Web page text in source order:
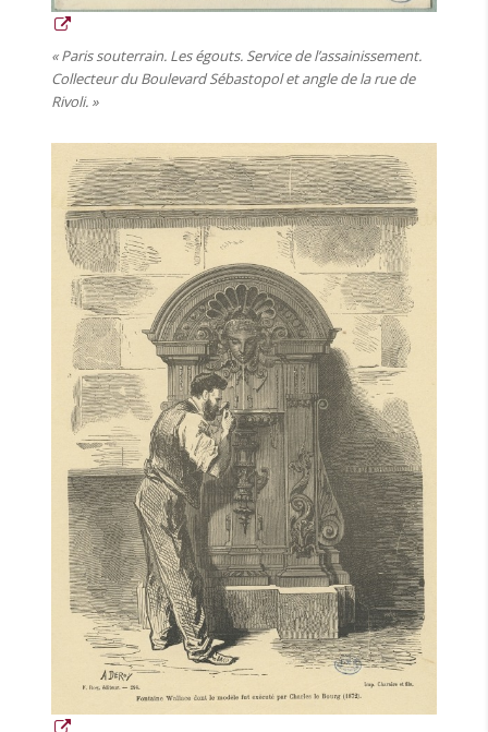
« Paris souterrain. Les égouts. Service de l’assainissement.
Collecteur du Boulevard Sébastopol et angle de la rue de
Rivoli. »